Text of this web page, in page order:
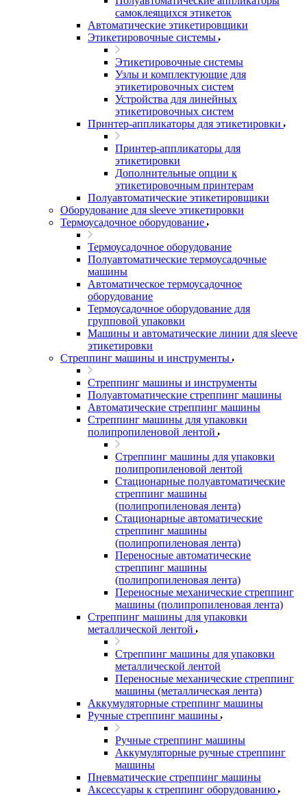
самоклеящихся этикеток
Автоматические этикетировщики
Этикетировочные системы
Этикетировочные системы
Узлы и комплектующие для
этикетировочных систем
Устройства для линейных
этикетировочных систем
Принтер-аппликаторы для этикетировки
Принтер-аппликаторы для
этикетировки
Дополнительные опции к
этикетировочным принтерам
Полуавтоматические этикетировщики
Оборудование для sleeve этикетировки
Термоусадочное оборудование
Термоусадочное оборудование
Полуавтоматические термоусадочные
машины
Автоматическое термоусадочное
оборудование
Термоусадочное оборудование для
групповой упаковки
Машины и автоматические линии для sleeve
этикетировки
Стреппинг машины и инструменты
Стреппинг машины и инструменты
Полуавтоматические стреппинг машины
Автоматические стреппинг машины
Стреппинг машины для упаковки
полипропиленовой лентой
Стреппинг машины для упаковки
полипропиленовой лентой
Стационарные полуавтоматические
стреппинг машины
(полипропиленовая лента)
Стационарные автоматические
стреппинг машины
(полипропиленовая лента)
Переносные автоматические
стреппинг машины
(полипропиленовая лента)
Переносные механические стреппинг
машины (полипропиленовая лента)
Стреппинг машины для упаковки
металлической лентой
Стреппинг машины для упаковки
металлической лентой
Переносные механические стреппинг
машины (металлическая лента)
Аккумуляторные стреппинг машины
Ручные стреппинг машины
Ручные стреппинг машины
Аккумуляторные ручные стреппинг
машины
Пневматические стреппинг машины
Аксессуары к стреппинг оборудованию